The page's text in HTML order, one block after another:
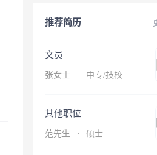
推荐简历
文员
张女士 · 中专/技校
其他职位
范先生 · 硕士